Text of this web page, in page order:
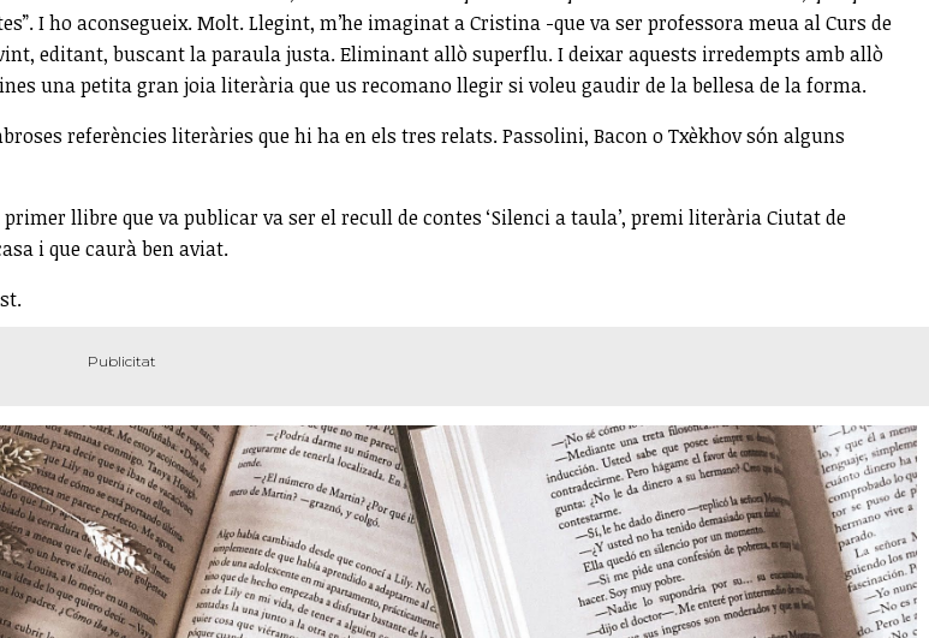
I ho aconsegueix. Molt. Llegint, m’he imaginat a Cristina -que va ser professora meua al Curs de
editant, buscant la paraula justa. Eliminant allò superflu. I deixar aquests irredempts amb allò
una petita gran joia literària que us recomano llegir si voleu gaudir de la bellesa de la forma.
referències literàries que hi ha en els tres relats. Passolini, Bacon o Txèkhov són alguns
llibre que va publicar va ser el recull de contes ‘Silenci a taula’, premi literària Ciutat de
i que caurà ben aviat.